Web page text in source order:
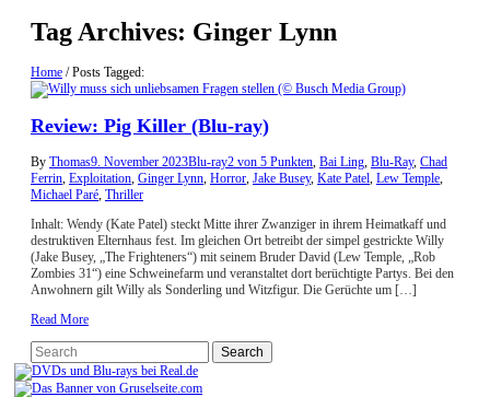
Tag Archives: Ginger Lynn
Home /Posts Tagged:
Review: Pig Killer (Blu-ray)
By Thomas9. November 2023Blu-ray2 von 5 Punkten, Bai Ling, Blu-Ray, Chad
Ferrin, Exploitation, Ginger Lynn, Horror, Jake Busey, Kate Patel, Lew Temple,
Michael Paré, Thriller
Inhalt: Wendy (Kate Patel) steckt Mitte ihrer Zwanziger in ihrem Heimatkaff und
destruktiven Elternhaus fest. Im gleichen Ort betreibt der simpel gestrickte Willy
(Jake Busey, „The Frighteners“) mit seinem Bruder David (Lew Temple, „Rob
Zombies 31“) eine Schweinefarm und veranstaltet dort berüchtigte Partys. Bei den
Anwohnern gilt Willy als Sonderling und Witzfigur. Die Gerüchte um […]
Read More